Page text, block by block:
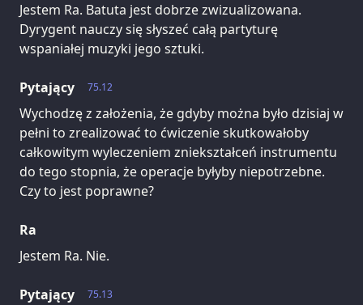
Jestem Ra. Batuta jest dobrze zwizualizowana.
Dyrygent nauczy się słyszeć całą partyturę
wspaniałej muzyki jego sztuki.
75.12
Pytający
Wychodzę z założenia, że gdyby można było dzisiaj w
pełni to zrealizować to ćwiczenie skutkowałoby
całkowitym wyleczeniem zniekształceń instrumentu
do tego stopnia, że operacje byłyby niepotrzebne.
Czy to jest poprawne?
Ra
Jestem Ra. Nie.
75.13
Pytający